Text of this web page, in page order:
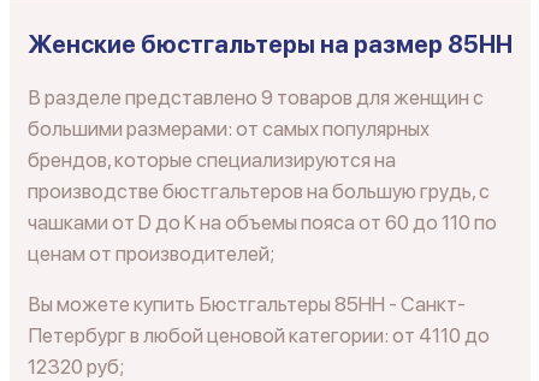
Женские бюстгальтеры на размер 85HH
В разделе представлено 9 товаров для женщин с
большими размерами: от самых популярных
брендов, которые специализируются на
производстве бюстгальтеров на большую грудь, с
чашками от D до K на объемы пояса от 60 до 110 по
ценам от производителей;
Вы можете купить Бюстгальтеры 85HH - Санкт-
Петербург в любой ценовой категории: от 4110 до
12320 руб;